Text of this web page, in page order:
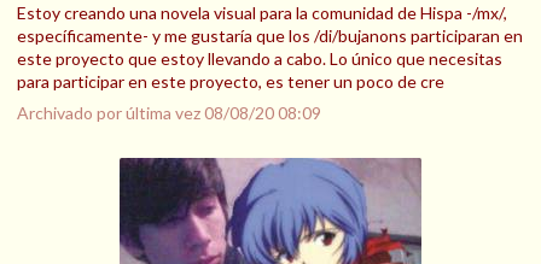
Estoy creando una novela visual para la comunidad de Hispa -/mx/,
específicamente- y me gustaría que los /di/bujanons participaran en
este proyecto que estoy llevando a cabo. Lo único que necesitas
para participar en este proyecto, es tener un poco de cre
Archivado por última vez08/08/20 08:09